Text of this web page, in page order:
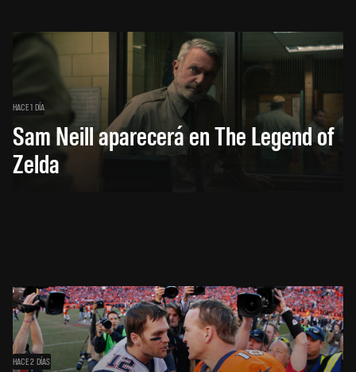
HACE 1 DÍA
Sam Neill aparecerá en The Legend of
Zelda
HACE 2 DÍAS